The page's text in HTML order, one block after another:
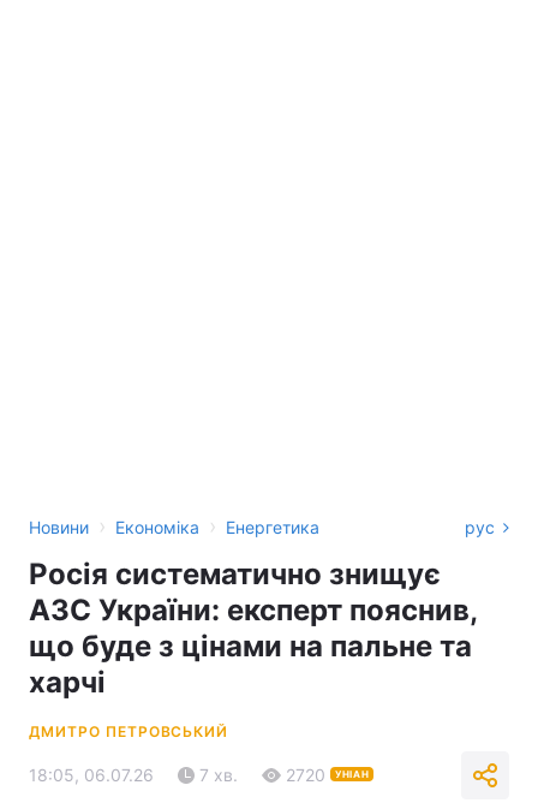
Новини › Економіка › Енергетика рус
Росія систематично знищує
АЗС України: експерт пояснив,
що буде з цінами на пальне та
харчі
ДМИТРО ПЕТРОВСЬКИЙ
18:05, 06.07.26 7 хв. 2720 УНІАН